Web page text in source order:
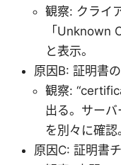
観察: クライ
「Unknown
と表示。
原因B: 証明書
観察:
出る。サー
を別々に確認
原因C: 証明書